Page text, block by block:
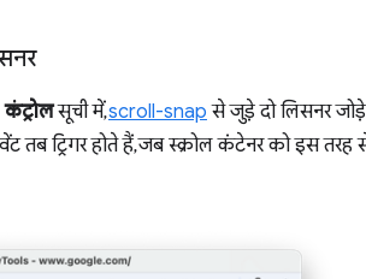
कंट्रोलसूची में,scroll-snap से जुड़े दो लिसनर
तब ट्रिगर होते हैं, जब स्क्रोल कंटेनर को इस